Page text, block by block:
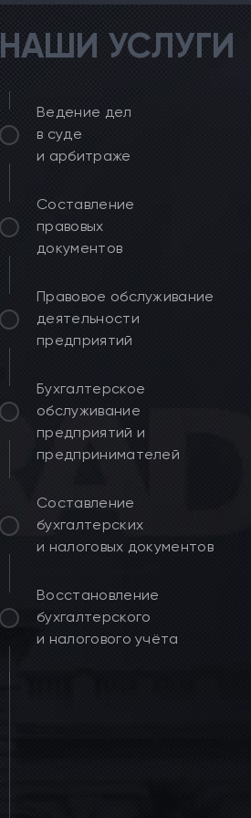
НАШИ УСЛУГИ
Ведение дел
в суде
и арбитраже
Составление
правовых
документов
Правовое обслуживание
деятельности
предприятий
Бухгалтерское
обслуживание
предприятий и
предпринимателей
Составление
бухгалтерских
и налоговых документов
Восстановление
бухгалтерского
и налогового учёта